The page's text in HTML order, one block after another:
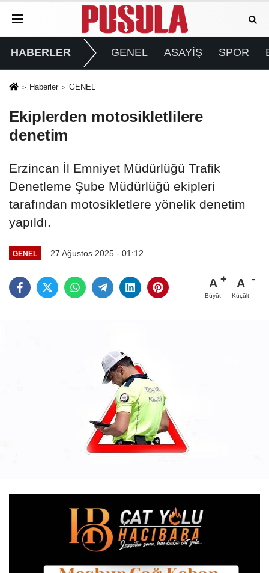
HABERLER GENEL ASAYİŞ SPOR
Haberler GENEL
Ekiplerden motosikletlilere
denetim
Erzincan İl Emniyet Müdürlüğü Trafik
Denetleme Şube Müdürlüğü ekipleri
tarafından motosikletlere yönelik denetim
yapıldı.
GENEL 27 Ağustos 2025 - 01:12
A
Büyüt
A
Küçült